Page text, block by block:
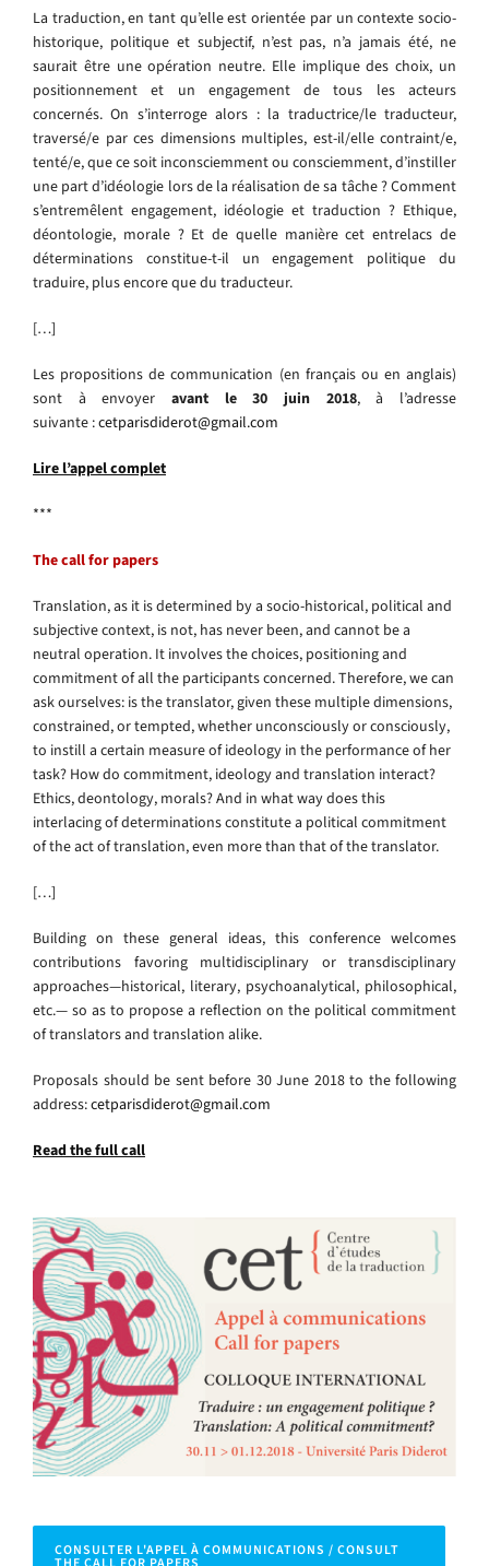
La traduction, en tant qu’elle est orientée par un contexte socio-
historique, politique et subjectif, n’est pas, n’a jamais été, ne
saurait être une opération neutre. Elle implique des choix, un
positionnement et un engagement de tous les acteurs
concernés. On s’interroge alors : la traductrice/le traducteur,
traversé/e par ces dimensions multiples, est-il/elle contraint/e,
tenté/e, que ce soit inconsciemment ou consciemment, d’instiller
une part d’idéologie lors de la réalisation de sa tâche ? Comment
s’entremêlent engagement, idéologie et traduction ? Ethique,
déontologie, morale ? Et de quelle manière cet entrelacs de
déterminations constitue-t-il un engagement politique du
traduire, plus encore que du traducteur.
[…]
Les propositions de communication (en français ou en anglais)
sont à envoyer avant le 30 juin 2018, à l’adresse
suivante :cetparisdiderot@gmail.com
Lire l’appel complet
***
The call for papers
Translation, as it is determined by a socio-historical, political and
subjective context, is not, has never been, and cannot be a
neutral operation. It involves the choices, positioning and
commitment of all the participants concerned. Therefore, we can
ask ourselves: is the translator, given these multiple dimensions,
constrained, or tempted, whether unconsciously or consciously,
to instill a certain measure of ideology in the performance of her
task? How do commitment, ideology and translation interact?
Ethics, deontology, morals? And in what way does this
interlacing of determinations constitute a political commitment
of the act of translation, even more than that of the translator.
[…]
Building on these general ideas, this conference welcomes
contributions favoring multidisciplinary or transdisciplinary
approaches—historical, literary, psychoanalytical, philosophical,
etc.— so as to propose a reflection on the political commitment
of translators and translation alike.
Proposals should be sent before 30 June 2018 to the following
address:cetparisdiderot@gmail.com
Read the full call
CONSULTER L'APPEL À COMMUNICATIONS / CONSULT
THE CALL FOR PAPERS